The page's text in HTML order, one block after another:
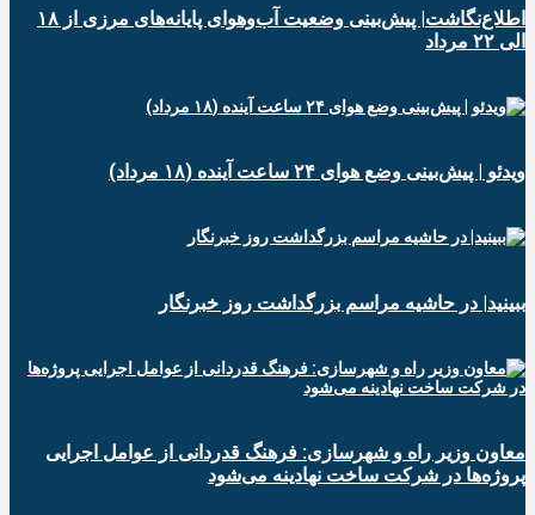
اطلاع‌نگاشت| پیش‌بینی وضعیت آب‌وهوای پایانه‌های مرزی از ۱۸
الی ۲۲ مرداد
ویدئو | پیش‌بینی وضع هوای ۲۴ ساعت آینده (۱۸ مرداد)
ببینید| در حاشیه مراسم بزرگداشت روز خبرنگار
معاون وزیر راه و شهرسازی: فرهنگ قدردانی از عوامل اجرایی
پروژه‌ها در شرکت ساخت نهادینه می‌شود